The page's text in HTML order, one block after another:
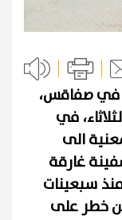
في صفاقس،
في
الى
غارقة
سبعينات
خطر على